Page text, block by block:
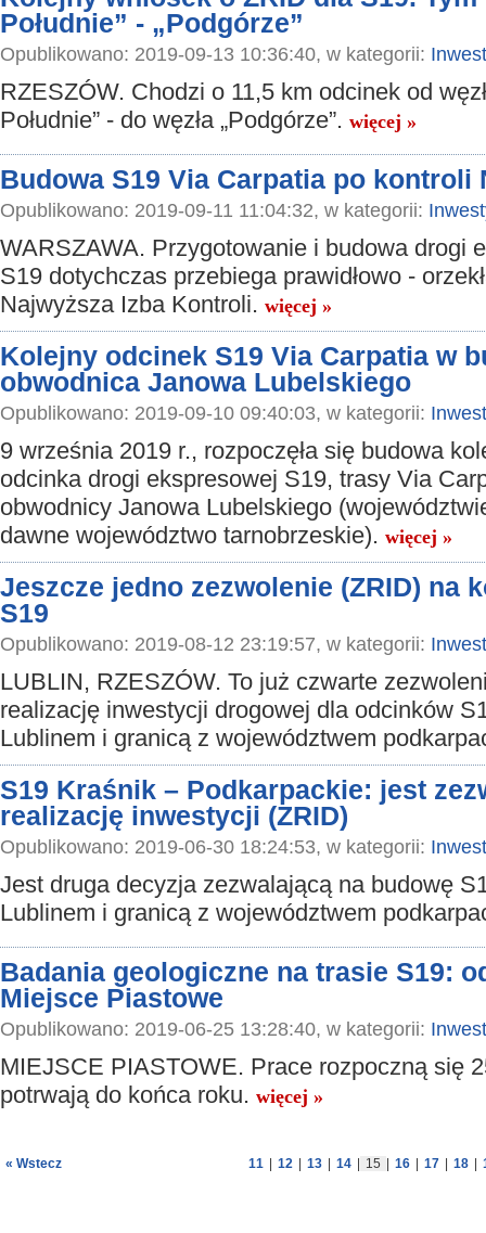
Południe” - „Podgórze”
Opublikowano: 2019-09-13 10:36:40, w kategorii:
RZESZÓW. Chodzi o 11,5 km odcinek od
Południe” - do węzła „Podgórze”. więcej »
Budowa S19 Via Carpatia po kontroli
Opublikowano: 2019-09-11 11:04:32, w kategorii:
WARSZAWA. Przygotowanie i budowa drogi
S19 dotychczas przebiega prawidłowo -
Najwyższa Izba Kontroli. więcej »
Kolejny odcinek S19 Via Carpatia w
obwodnica Janowa Lubelskiego
Opublikowano: 2019-09-10 09:40:03, w kategorii:
9 września 2019 r., rozpoczęła się budowa
odcinka drogi ekspresowej S19, trasy Via
obwodnicy Janowa Lubelskiego
dawne województwo tarnobrzeskie). więcej »
Jeszcze jedno zezwolenie (ZRID) na
S19
Opublikowano: 2019-08-12 23:19:57, w kategorii:
LUBLIN, RZESZÓW. To już czwarte
realizację inwestycji drogowej dla odcinków
Lublinem i granicą z województwem
S19 Kraśnik – Podkarpackie: jest
realizację inwestycji (ZRID)
Opublikowano: 2019-06-30 18:24:53, w kategorii:
Jest druga decyzja zezwalającą na budowę
Lublinem i granicą z województwem
Badania geologiczne na trasie S19:
Miejsce Piastowe
Opublikowano: 2019-06-25 13:28:40, w kategorii:
MIEJSCE PIASTOWE. Prace rozpoczną się
potrwają do końca roku. więcej »
« Wstecz 11 12 13 14 15 16 17 18